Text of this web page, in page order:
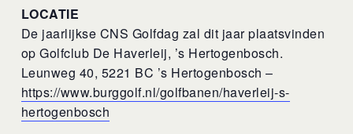
LOCATIE
De jaarlijkse CNS Golfdag zal dit jaar plaatsvinden
op Golfclub De Haverleij, ’s Hertogenbosch.
Leunweg 40, 5221 BC ’s Hertogenbosch –
https://www.burggolf.nl/golfbanen/haverleij-s-
hertogenbosch